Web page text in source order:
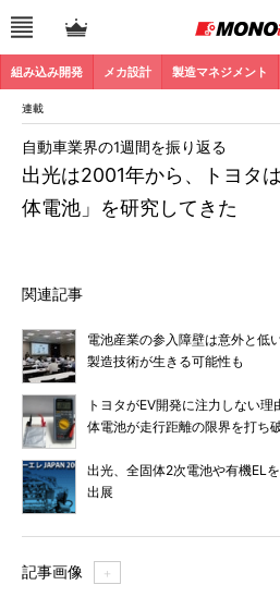
組み込み開発 メカ設計 製造マネジメント
連載
出光は2001年から、トヨタ
体電池」を研究してきた
自動車業界の1週間を振り返る
関連記事
電池産業の参入障壁は意外と低
製造技術が生きる可能性も
トヨタがEV開発に注力しない理
体電池が走行距離の限界を打ち
出光、全固体2次電池や有機EL
出展
記事画像 ＋